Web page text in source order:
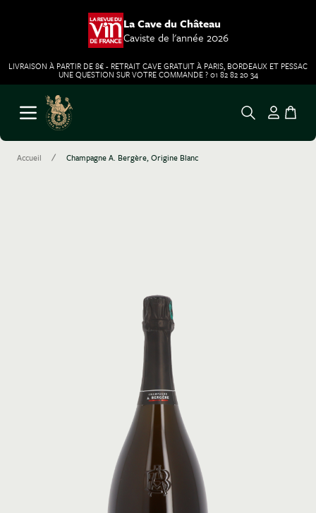
La Cave du Château
Caviste de l'année 2026
LIVRAISON À PARTIR DE 8€ - RETRAIT CAVE GRATUIT À PARIS, BORDEAUX ET PESSAC
UNE QUESTION SUR VOTRE COMMANDE ? 01 82 82 20 34
Aller au contenu
Ouvrir le menu
Accueil / Champagne A. Bergère, Origine Blanc